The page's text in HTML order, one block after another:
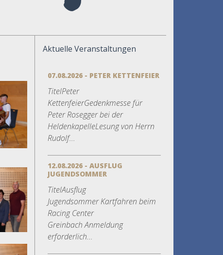
Aktuelle Veranstaltungen
07.08.2026 - PETER KETTENFEIER
TitelPeter
KettenfeierGedenkmesse für
Peter Rosegger bei der
HeldenkapelleLesung von Herrn
Rudolf...
12.08.2026 - AUSFLUG
JUGENDSOMMER
TitelAusflug
Jugendsommer Kartfahren beim
Racing Center
Greinbach Anmeldung
erforderlich...